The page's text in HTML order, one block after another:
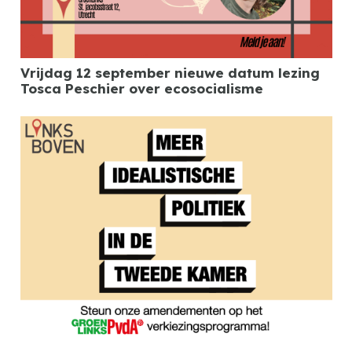
Vrijdag 12 september nieuwe datum lezing
Tosca Peschier over ecosocialisme